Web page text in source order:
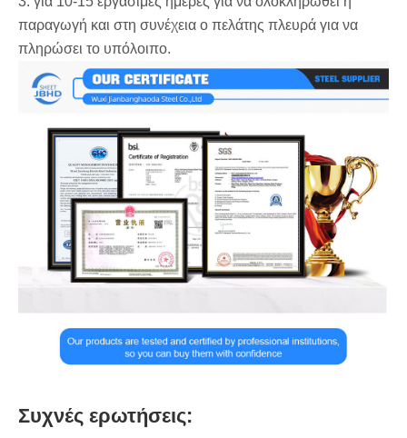
παραγωγή και στη συνέχεια ο πελάτης πλευρά για να
πληρώσει το υπόλοιπο.
Συχνές ερωτήσεις: